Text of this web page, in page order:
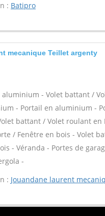
: Batipro
mecanique Teillet argenty
aluminium - Volet battant /
- Portail en aluminium -
battant / Volet roulant en
/ Fenêtre en bois - Volet
- Véranda - Portes de
-
: Jouandane laurent